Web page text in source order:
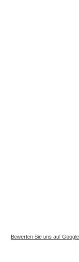
Bewerten Sie uns auf Google